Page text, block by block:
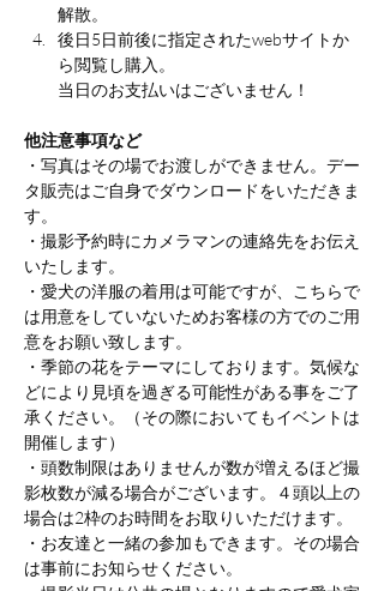
解散。
後日5日前後に指定されたwebサイトか
ら閲覧し購入。
当日のお支払いはございません！
他注意事項など
・写真はその場でお渡しができません。デー
タ販売はご自身でダウンロードをいただきま
す。
・撮影予約時にカメラマンの連絡先をお伝え
いたします。
・愛犬の洋服の着用は可能ですが、こちらで
は用意をしていないためお客様の方でのご用
意をお願い致します。
・季節の花をテーマにしております。気候な
どにより見頃を過ぎる可能性がある事をご了
承ください。（その際においてもイベントは
開催します）
・頭数制限はありませんが数が増えるほど撮
影枚数が減る場合がございます。４頭以上の
場合は2枠のお時間をお取りいただけます。
・お友達と一緒の参加もできます。その場合
は事前にお知らせください。